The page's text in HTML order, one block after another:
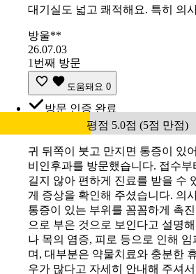
대기실도 넓고 쾌적해요. 특히 의
방울**
26.07.03
1번째 방문
도움돼요 0
방문 인증 완료
평점 5.0점 (5점 만점)
귀 뒤쪽이 붓고 만지면 통증이 있
비인후과를 방문했습니다. 접수부
길지 않아 편하게 진료를 받을 수
게 증상을 확인해 주셨습니다. 의
통증이 있는 부위를 꼼꼼하게 촉
으로 부은 것으로 보인다고 설명
나 목의 염증, 피로 등으로 인해
며, 대부분은 약물치료와 충분한
우가 많다고 자세히 안내해 주셔